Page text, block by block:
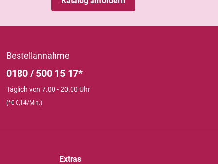
Bestellannahme
0180 / 500 15 17*
Täglich von 7.00 - 20.00 Uhr
(*€ 0,14/Min.)
Extras